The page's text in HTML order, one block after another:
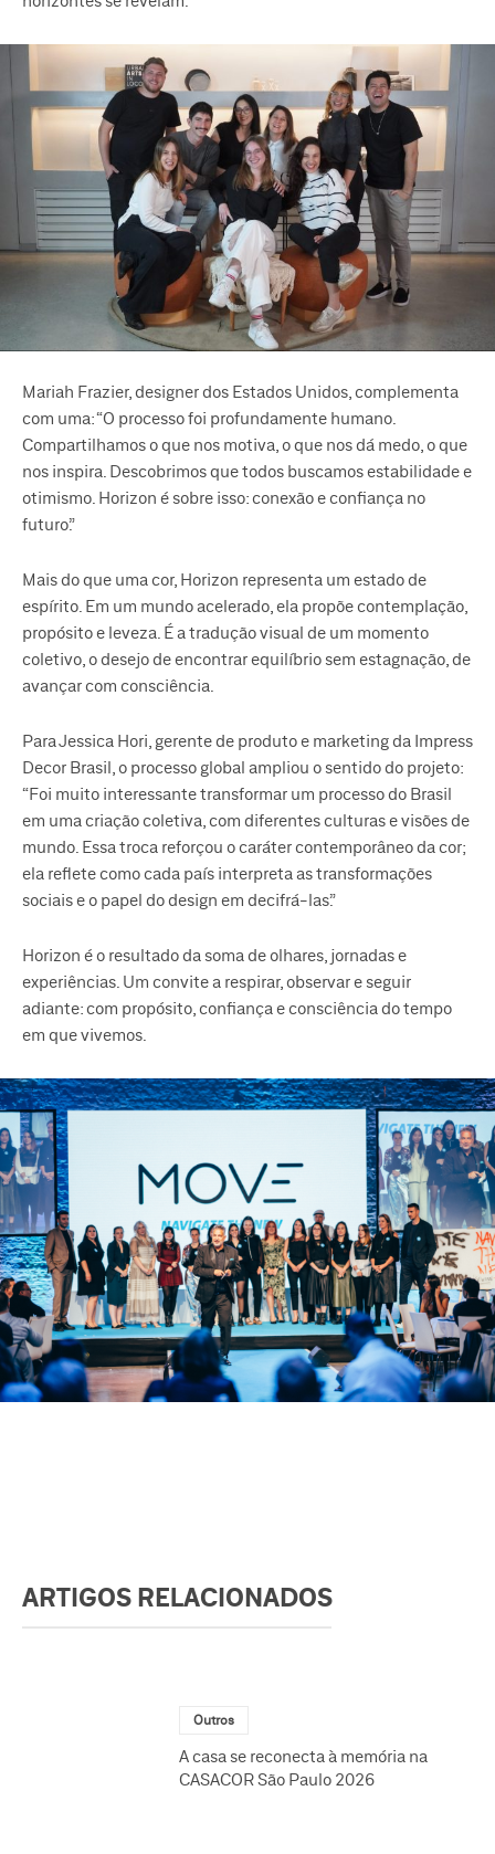
Mariah Frazier, designer dos Estados Unidos, complementa
com uma: “O processo foi profundamente humano.
Compartilhamos o que nos motiva, o que nos dá medo, o que
nos inspira. Descobrimos que todos buscamos estabilidade e
otimismo. Horizon é sobre isso: conexão e confiança no
futuro.”
Mais do que uma cor, Horizon representa um estado de
espírito. Em um mundo acelerado, ela propõe contemplação,
propósito e leveza. É a tradução visual de um momento
coletivo, o desejo de encontrar equilíbrio sem estagnação, de
avançar com consciência.
Para Jessica Hori, gerente de produto e marketing da Impress
Decor Brasil, o processo global ampliou o sentido do projeto:
“Foi muito interessante transformar um processo do Brasil
em uma criação coletiva, com diferentes culturas e visões de
mundo. Essa troca reforçou o caráter contemporâneo da cor;
ela reflete como cada país interpreta as transformações
sociais e o papel do design em decifrá-las.”
Horizon é o resultado da soma de olhares, jornadas e
experiências. Um convite a respirar, observar e seguir
adiante: com propósito, confiança e consciência do tempo
em que vivemos.
ARTIGOS RELACIONADOS
Outros
A casa se reconecta à memória na
CASACOR São Paulo 2026